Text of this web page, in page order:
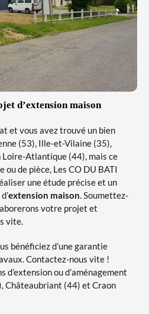
d’extension maison
et vous avez trouvé un bien
(53), Ille-et-Vilaine (35),
Atlantique (44), mais ce
ou de pièce, Les CO DU BATI
une étude précise et un
extension maison. Soumettez-
votre projet et
vite.
bénéficiez d’une garantie
Contactez-nous vite !
ou d’aménagement
Châteaubriant (44) et Craon